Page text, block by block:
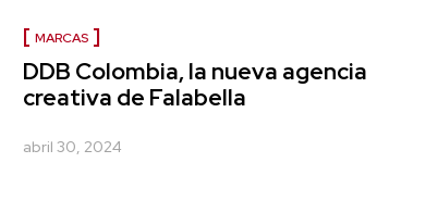
MARCAS
DDB Colombia, la nueva agencia
creativa de Falabella
abril 30, 2024